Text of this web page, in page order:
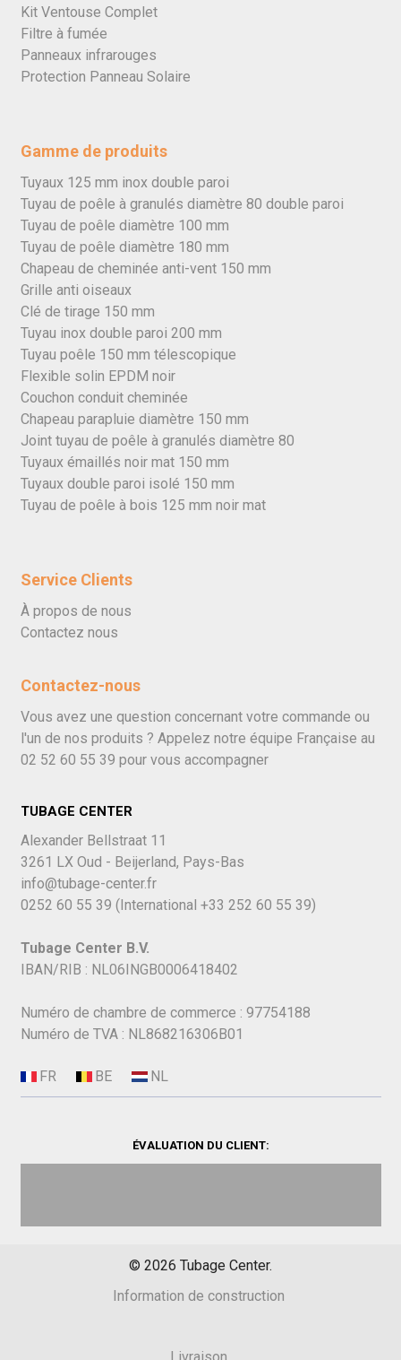
Kit Ventouse Complet
Filtre à fumée
Panneaux infrarouges
Protection Panneau Solaire
Gamme de produits
Tuyaux 125 mm inox double paroi
Tuyau de poêle à granulés diamètre 80 double paroi
Tuyau de poêle diamètre 100 mm
Tuyau de poêle diamètre 180 mm
Chapeau de cheminée anti-vent 150 mm
Grille anti oiseaux
Clé de tirage 150 mm
Tuyau inox double paroi 200 mm
Tuyau poêle 150 mm télescopique
Flexible solin EPDM noir
Couchon conduit cheminée
Chapeau parapluie diamètre 150 mm
Joint tuyau de poêle à granulés diamètre 80
Tuyaux émaillés noir mat 150 mm
Tuyaux double paroi isolé 150 mm
Tuyau de poêle à bois 125 mm noir mat
Service Clients
À propos de nous
Contactez nous
Contactez-nous
Vous avez une question concernant votre commande ou
l'un de nos produits ? Appelez notre équipe Française au
02 52 60 55 39 pour vous accompagner
TUBAGE CENTER
Alexander Bellstraat 11
3261 LX Oud - Beijerland, Pays-Bas
info@tubage-center.fr
0252 60 55 39 (International +33 252 60 55 39)
Tubage Center B.V.
IBAN/RIB : NL06INGB0006418402
Numéro de chambre de commerce : 97754188
Numéro de TVA : NL868216306B01
ÉVALUATION DU CLIENT:
© 2026 Tubage Center.
Information de construction
Livraison